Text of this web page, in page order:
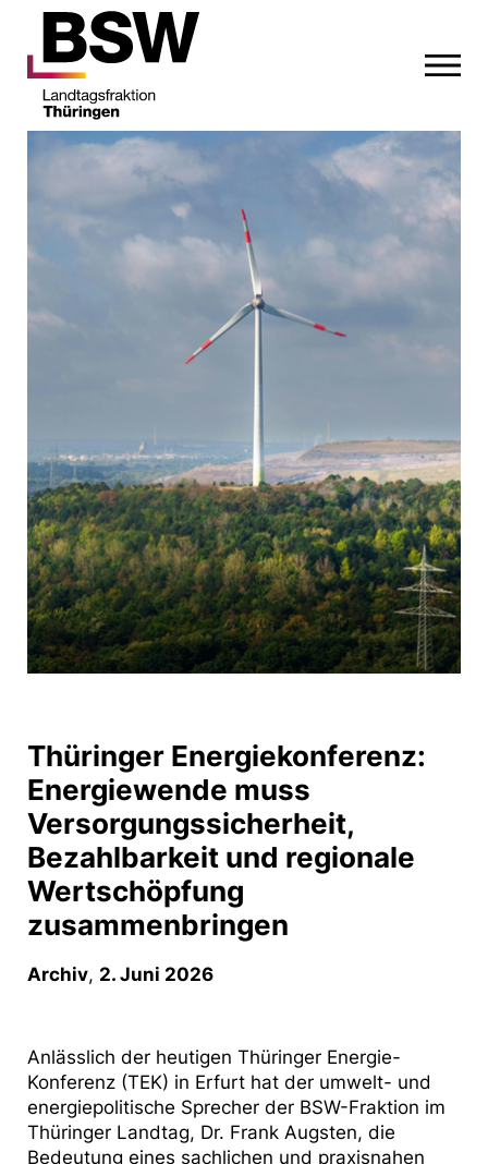
Thüringer Energiekonferenz:
Energiewende muss
Versorgungssicherheit,
Bezahlbarkeit und regionale
Wertschöpfung
zusammenbringen
Archiv, 2. Juni 2026
Anlässlich der heutigen Thüringer Energie-
Konferenz (TEK) in Erfurt hat der umwelt- und
energiepolitische Sprecher der BSW-Fraktion im
Thüringer Landtag, Dr. Frank Augsten, die
Bedeutung eines sachlichen und praxisnahen